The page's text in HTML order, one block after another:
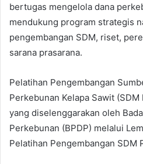
bertugas mengelola dana
mendukung program strategis
pengembangan SDM, riset,
sarana prasarana.
Pelatihan Pengembangan
Perkebunan Kelapa Sawit
yang diselenggarakan oleh
Perkebunan (BPDP) melalui
Pelatihan Pengembangan SDM